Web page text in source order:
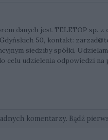
danych jest TELETOP sp.
50, kontakt:
siedziby spółki.
celu udzielenia odpowiedzi na
komentarzy. Bądź